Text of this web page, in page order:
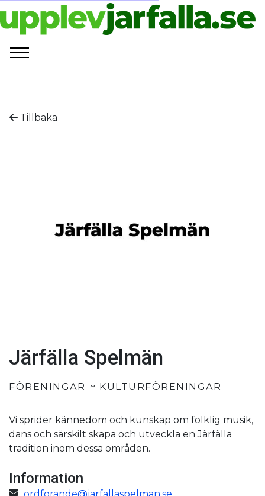
Tillbaka
Järfälla Spelmän
FÖRENINGAR KULTURFÖRENINGAR
Vi sprider kännedom och kunskap om folklig musik,
dans och särskilt skapa och utveckla en Järfälla
tradition inom dessa områden.
Information